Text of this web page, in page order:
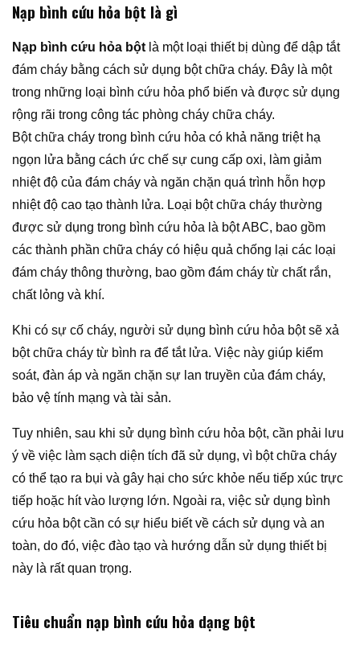
Nạp bình cứu hỏa bột là gì
Nạp bình cứu hỏa bột là một loại thiết bị dùng để dập tắt
đám cháy bằng cách sử dụng bột chữa cháy. Đây là một
trong những loại bình cứu hỏa phổ biến và được sử dụng
rộng rãi trong công tác phòng cháy chữa cháy.
Bột chữa cháy trong bình cứu hỏa có khả năng triệt hạ
ngọn lửa bằng cách ức chế sự cung cấp oxi, làm giảm
nhiệt độ của đám cháy và ngăn chặn quá trình hỗn hợp
nhiệt độ cao tạo thành lửa. Loại bột chữa cháy thường
được sử dụng trong bình cứu hỏa là bột ABC, bao gồm
các thành phần chữa cháy có hiệu quả chống lại các loại
đám cháy thông thường, bao gồm đám cháy từ chất rắn,
chất lỏng và khí.
Khi có sự cố cháy, người sử dụng bình cứu hỏa bột sẽ xả
bột chữa cháy từ bình ra để tắt lửa. Việc này giúp kiểm
soát, đàn áp và ngăn chặn sự lan truyền của đám cháy,
bảo vệ tính mạng và tài sản.
Tuy nhiên, sau khi sử dụng bình cứu hỏa bột, cần phải lưu
ý về việc làm sạch diện tích đã sử dụng, vì bột chữa cháy
có thể tạo ra bụi và gây hại cho sức khỏe nếu tiếp xúc trực
tiếp hoặc hít vào lượng lớn. Ngoài ra, việc sử dụng bình
cứu hỏa bột cần có sự hiểu biết về cách sử dụng và an
toàn, do đó, việc đào tạo và hướng dẫn sử dụng thiết bị
này là rất quan trọng.
Tiêu chuẩn nạp bình cứu hỏa dạng bột